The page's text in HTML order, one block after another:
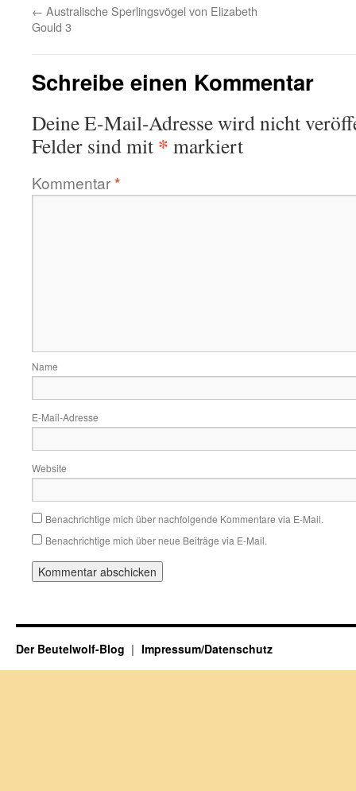
← Australische Sperlingsvögel von Elizabeth
Gould 3
Schreibe einen Kommentar
Deine E-Mail-Adresse wird nicht
Felder sind mit * markiert
Kommentar*
Name
E-Mail-Adresse
Website
Benachrichtige mich über nachfolgende Kommentare via E-Mail.
Benachrichtige mich über neue Beiträge via E-Mail.
Der Beutelwolf-Blog Impressum/Datenschutz